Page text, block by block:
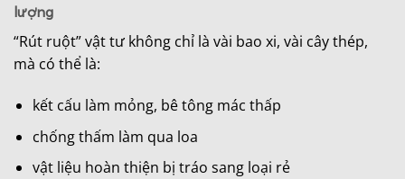
lượng
“Rút ruột” vật tư không chỉ là vài bao xi, vài cây thép,
mà có thể là:
kết cấu làm mỏng, bê tông mác thấp
chống thấm làm qua loa
vật liệu hoàn thiện bị tráo sang loại rẻ